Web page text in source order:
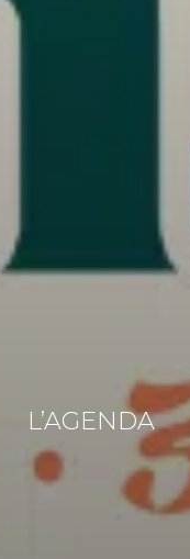
L’AGENDA